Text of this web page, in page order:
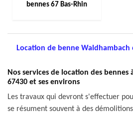
bennes 67 Bas-Rhin
Location de benne
Nos services de location des bennes
67430 et ses environs
Les travaux qui devront s'effectuer
se résument souvent à des